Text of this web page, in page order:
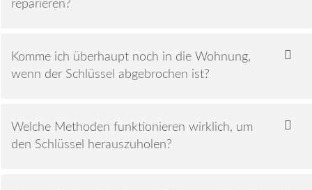
reparieren?
Komme ich überhaupt noch in die Wohnung,
wenn der Schlüssel abgebrochen ist?
Welche Methoden funktionieren wirklich, um
den Schlüssel herauszuholen?